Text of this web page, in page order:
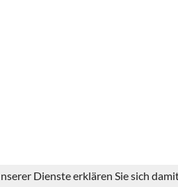
Dienste erklären Sie sich